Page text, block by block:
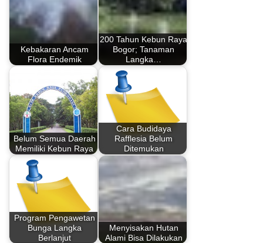
Kebakaran Ancam
Flora Endemik
200 Tahun Kebun Raya
Bogor; Tanaman
Langka…
Belum Semua Daerah
Memiliki Kebun Raya
Cara Budidaya
Rafflesia Belum
Ditemukan
Program Pengawetan
Bunga Langka
Berlanjut
Menyisakan Hutan
Alami Bisa Dilakukan